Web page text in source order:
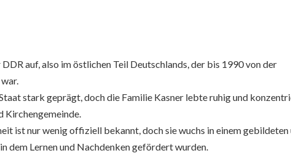
auf, also im östlichen Teil Deutschlands, der bis 1990 von der
stark geprägt, doch die Familie Kasner lebte ruhig und
Kirchengemeinde.
ist nur wenig offiziell bekannt, doch sie wuchs in einem gebildeten
dem Lernen und Nachdenken gefördert wurden.